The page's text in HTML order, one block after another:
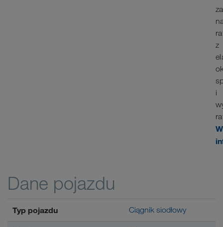
z
i
Dane pojazdu
Typ pojazdu Ciągnik siodłowy